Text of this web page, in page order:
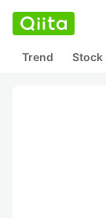
Trend Stock